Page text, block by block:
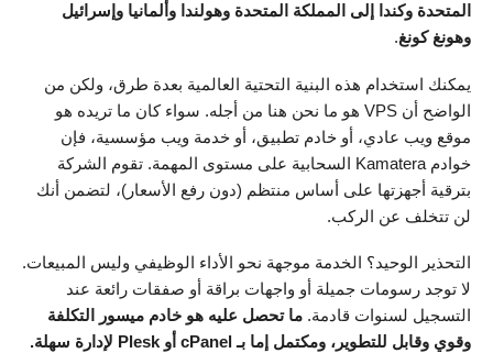
المتحدة وكندا إلى المملكة المتحدة وهولندا وألمانيا وإسرائيل
وهونغ كونغ.
يمكنك استخدام هذه البنية التحتية العالمية بعدة طرق، ولكن من
الواضح أن VPS هو ما نحن هنا من أجله. سواء كان ما تريده هو
موقع ويب عادي، أو خادم تطبيق، أو خدمة ويب مؤسسية، فإن
خوادم Kamatera السحابية على مستوى المهمة. تقوم الشركة
بترقية أجهزتها على أساس منتظم (دون رفع الأسعار)، لتضمن أنك
لن تتخلف عن الركب.
التحذير الوحيد؟ الخدمة موجهة نحو الأداء الوظيفي وليس المبيعات.
لا توجد رسومات جميلة أو واجهات براقة أو صفقات رائعة عند
التسجيل لسنوات قادمة. ما تحصل عليه هو خادم ميسور التكلفة
وقوي وقابل للتطوير، ومكتمل إما بـ cPanel أو Plesk لإدارة سهلة.